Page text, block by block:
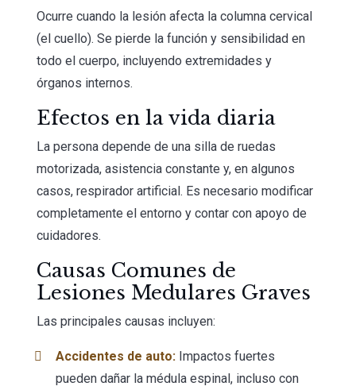
Ocurre cuando la lesión afecta la columna cervical
(el cuello). Se pierde la función y sensibilidad en
todo el cuerpo, incluyendo extremidades y
órganos internos.
Efectos en la vida diaria
La persona depende de una silla de ruedas
motorizada, asistencia constante y, en algunos
casos, respirador artificial. Es necesario modificar
completamente el entorno y contar con apoyo de
cuidadores.
Causas Comunes de
Lesiones Medulares Graves
Las principales causas incluyen:
Accidentes de auto: Impactos fuertes
pueden dañar la médula espinal, incluso con